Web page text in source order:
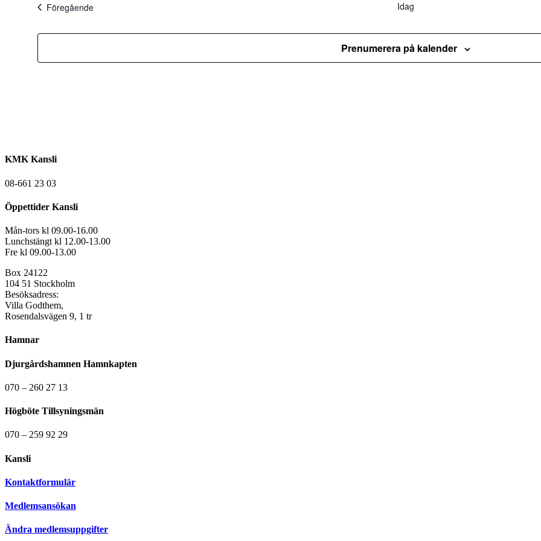
FöregåendeEvenemang Idag
Prenumerera på kalender
KMK Kansli
08-661 23 03
Öppettider Kansli
Mån-tors kl 09.00-16.00
Lunchstängt kl 12.00-13.00
Fre kl 09.00-13.00
Box 24122
104 51 Stockholm
Besöksadress:
Villa Godthem,
Rosendalsvägen 9, 1 tr
Hamnar
Djurgårdshamnen Hamnkapten
070 – 260 27 13
Högböte Tillsyningsmän
070 – 259 92 29
Kansli
Kontaktformulär
Medlemsansökan
Ändra medlemsuppgifter